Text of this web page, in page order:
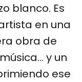
blanco. Es
en una
obra de
y un
ese